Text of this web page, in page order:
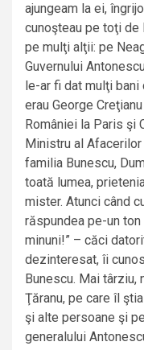
ajungeam la ei,
cunoşteau pe toţi
pe mulţi alţii: pe
Guvernului
le-ar fi dat mulţi
erau George
României la Paris şi
Ministru al
familia Bunescu,
toată lumea,
mister. Atunci când
răspundea pe-un ton
minuni!” – căci
dezinteresat, îi
Bunescu. Mai
Ţăranu, pe care îl
şi alte persoane şi
generalului